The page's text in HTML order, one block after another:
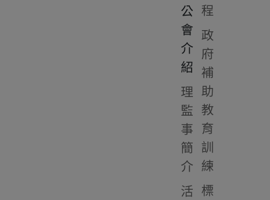
公
會
介
紹
理
監
事
簡
介
活
程
政
府
補
助
教
育
訓
練
標